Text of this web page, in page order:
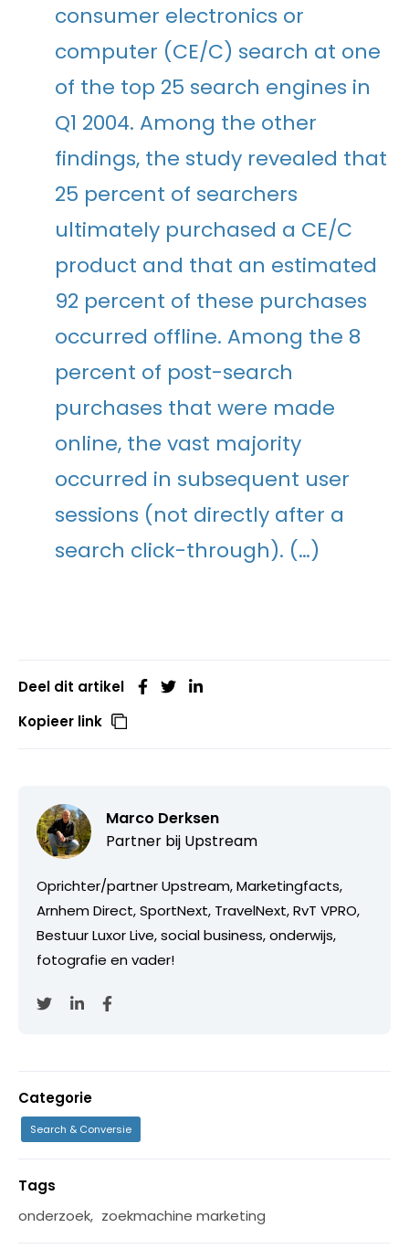
consumer electronics or
computer (CE/C) search at one
of the top 25 search engines in
Q1 2004. Among the other
findings, the study revealed that
25 percent of searchers
ultimately purchased a CE/C
product and that an estimated
92 percent of these purchases
occurred offline. Among the 8
percent of post-search
purchases that were made
online, the vast majority
occurred in subsequent user
sessions (not directly after a
search click-through). (…)
Deel dit artikel
Kopieer link
Marco Derksen
Partner bij Upstream
Oprichter/partner Upstream, Marketingfacts,
Arnhem Direct, SportNext, TravelNext, RvT VPRO,
Bestuur Luxor Live, social business, onderwijs,
fotografie en vader!
Categorie
Search & Conversie
Tags
onderzoek, zoekmachine marketing